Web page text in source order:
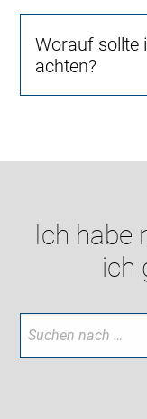
Worauf sollte
achten?
Ich habe
ich